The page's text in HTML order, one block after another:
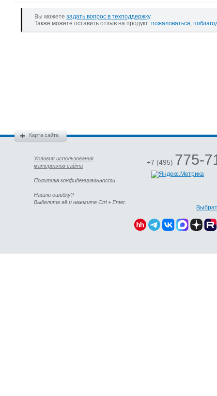
Вы можете задать вопрос в техподдержку.
Также можете оставить отзыв на продукт: пожаловаться,
Карта сайта
Условия использования
материалов сайта
Политика конфиденциальности
Нашли ошибку?
Выделите её и нажмите Ctrl + Enter.
+7 (495) 775-